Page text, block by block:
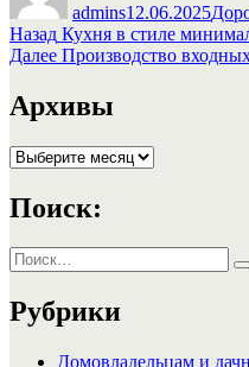
admins12.06.2025
Навигация
по
записям
Назад Предыдущая
запись:
Кухня в стиле
Далее Следующая
Производство
Архивы
Архивы
Поиск:
Искать:
Рубрики
Домовладельцам и